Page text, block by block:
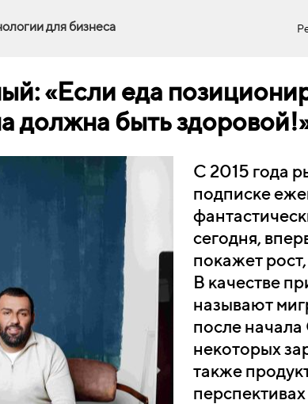
для бизнеса
«Если еда
должна быть
С 2015 года
подписке
сегодня,
покажет
В качестве
называют
после
некоторых
также